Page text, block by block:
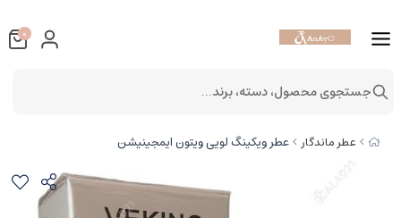
عطر ماندگار عطر ویکینگ لویی ویتون ایمجینیشن
0
جستجوی محصول، دسته، برند...